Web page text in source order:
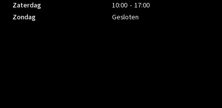
Zaterdag
10:00 - 17:00
Zondag
Gesloten